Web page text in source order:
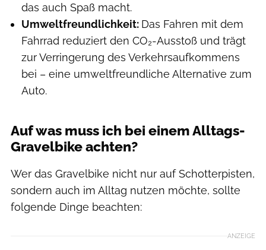
das auch Spaß macht.
Umweltfreundlichkeit: Das Fahren mit dem
Fahrrad reduziert den CO₂-Ausstoß und trägt
zur Verringerung des Verkehrsaufkommens
bei – eine umweltfreundliche Alternative zum
Auto.
Auf was muss ich bei einem Alltags-
Gravelbike achten?
Wer das Gravelbike nicht nur auf Schotterpisten,
sondern auch im Alltag nutzen möchte, sollte
folgende Dinge beachten:
ANZEIGE